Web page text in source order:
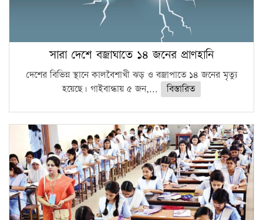
সারা দেশে বজ্রাঘাতে ১৪ জনের প্রাণহানি
দেশের বিভিন্ন স্থানে কালবৈশাখী ঝড় ও বজ্রাপাতে ১৪ জনের মৃত্যু
হয়েছে। গাইবান্ধায় ৫ জন,...
বিস্তারিত